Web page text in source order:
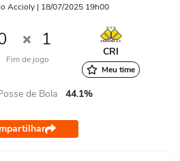
Accioly | 18/07/2025 19h00
1
Fim de jogo
CRI
Meu time
de Bola 44.1%